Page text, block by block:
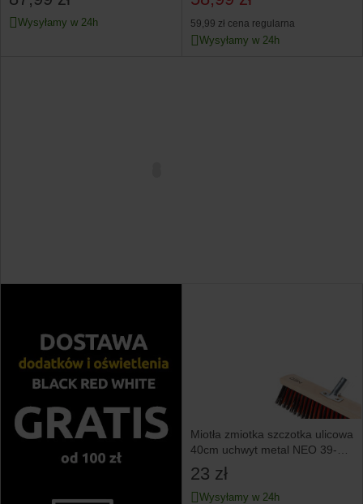
Wysyłamy w 24h 59,99 zł cena regularna
Wysyłamy w 24h
Miotła zmiotka szczotka ulicowa
40cm uchwyt metal NEO 39-
201
23 zł
Wysyłamy w 24h